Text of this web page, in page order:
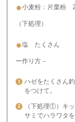
小麦粉：片栗粉
（下処理）
塩 たくさん
ー作り方－
ハゼをたくさん
をつけて。
（下処理①）キ
サミでハラワタ